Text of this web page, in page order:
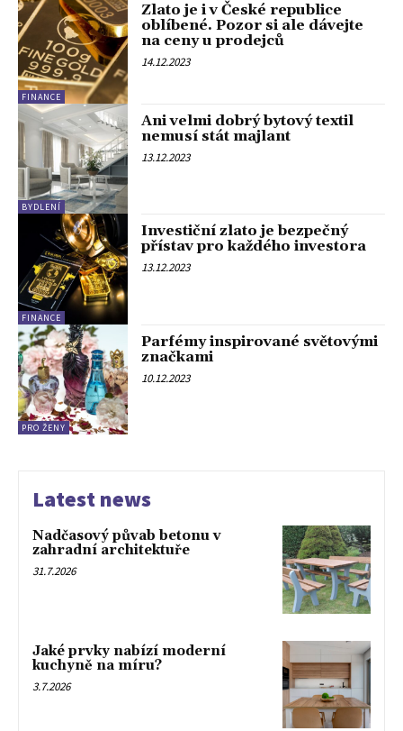
FINANCE
Zlato je i v České republice
oblíbené. Pozor si ale dávejte
na ceny u prodejců
14.12.2023
BYDLENÍ
Ani velmi dobrý bytový textil
nemusí stát majlant
13.12.2023
FINANCE
Investiční zlato je bezpečný
přístav pro každého investora
13.12.2023
PRO ŽENY
Parfémy inspirované světovými
značkami
10.12.2023
Latest news
Nadčasový půvab betonu v
zahradní architektuře
31.7.2026
Jaké prvky nabízí moderní
kuchyně na míru?
3.7.2026